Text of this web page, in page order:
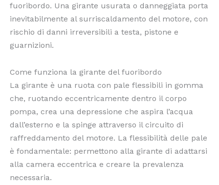
fuoribordo. Una girante usurata o danneggiata porta
inevitabilmente al surriscaldamento del motore, con
rischio di danni irreversibili a testa, pistone e
guarnizioni.
Come funziona la girante del fuoribordo
La girante è una ruota con pale flessibili in gomma
che, ruotando eccentricamente dentro il corpo
pompa, crea una depressione che aspira l’acqua
dall’esterno e la spinge attraverso il circuito di
raffreddamento del motore. La flessibilità delle pale
è fondamentale: permettono alla girante di adattarsi
alla camera eccentrica e creare la prevalenza
necessaria.